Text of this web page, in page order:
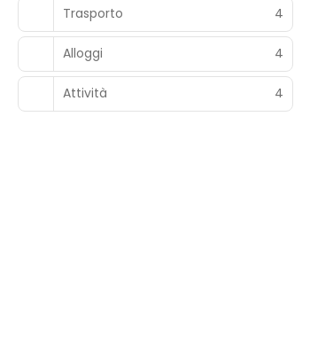
Trasporto 4
Alloggi 4
Attività 4